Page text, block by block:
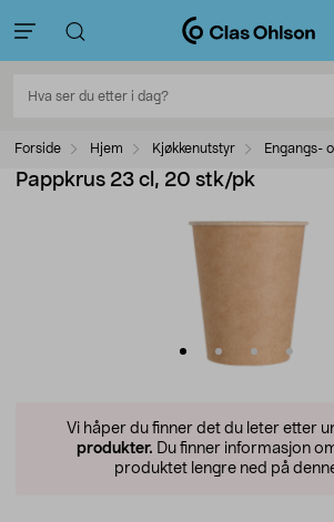
Forside Hjem Kjøkkenutstyr Engangs-
Pappkrus 23 cl, 20 stk/pk
Vi håper du finner det du leter etter
produkter. Du finner informasjon
produktet lengre ned på